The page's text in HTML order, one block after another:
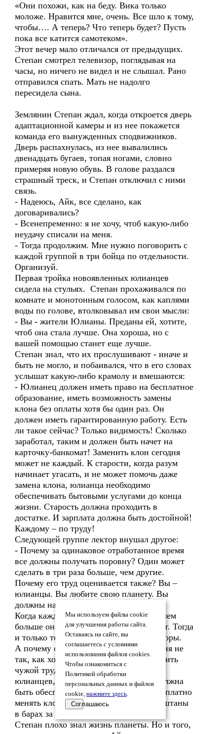
«Они похожи, как на беду. Вика только
моложе. Нравится мне, очень. Все шло к тому,
чтобы…. А теперь? Что теперь будет? Пусть
пока все катится самотеком».
Этот вечер мало отличался от предыдущих.
Степан смотрел телевизор, поглядывая на
часы, но ничего не видел и не слышал. Рано
отправился спать. Мать не надолго
пересидела сына.
Землянин Степан ждал, когда откроется дверь
адаптационной камеры и из нее покажется
команда его вынужденных сподвижников.
Дверь распахнулась, из нее вывалились
двенадцать бугаев, топая ногами, словно
примеряя новую обувь. В голове раздался
страшный треск, и Степан отключил с ними
связь.
- Надеюсь, Айк, все сделано, как
договаривались?
- Всенепременно: я не хочу, чтоб какую-либо
неудачу списали на меня.
- Тогда продолжим. Мне нужно поговорить с
каждой группой в три бойца по отдельности.
Организуй.
Первая тройка новоявленных юлианцев
сидела на стульях. Степан прохаживался по
комнате и монотонным голосом, как каплями
воды по голове, втолковывал им свои мысли:
- Вы - жители Юлианы. Преданы ей, хотите,
чтоб она стала лучше. Она хороша, но с
вашей помощью станет еще лучше.
Степан знал, что их прослушивают - иначе и
быть не могло, и побаивался, что в его словах
услышат какую-либо крамолу и вмешаются:
- Юлианец должен иметь право на бесплатное
образование, иметь возможность замены
клона без оплаты хотя бы один раз. Он
должен иметь гарантированную работу. Есть
ли такое сейчас? Только видимость! Сколько
заработал, таким и должен быть начет на
карточку-банкомат! Заменить клон сегодня
может не каждый. К старости, когда разум
начинает угасать, и не может помочь даже
замена клона, юлианца необходимо
обеспечивать бытовыми услугами до конца
жизни. Старость должна проходить в
достатке. И зарплата должна быть достойной!
Каждому – по труду!
Следующей группе лектор внушал другое:
- Почему за одинаковое отработанное время
все должны получать поровну? Один может
сделать в три раза больше, чем другие.
Почему его труд оценивается также? Вы –
юлианцы. Вы любите свою планету. Вы
должны навести порядок на ней.
Когда каждый юлианец должен знать: чем
больше он сделает, тем больше получит. Тогда
и только тогда он начнет сворачивать горы.
А почему он должен тратить накопления не
так, как хочет? Почему не может оплатить
чужой труд на себя? Почему старость
юлианцев, работающих по-разному, должна
быть обеспечена одинаково? За что бесплатно
менять клон юлианцу, протирающему штаны
в барах за распитием аперитива?
Степан плохо знал жизнь планеты. Но и того,
Мы используем файлы cookie
для улучшения работы сайта.
Оставаясь на сайте, вы
соглашаетесь с условиями
использования файлов cookies.
Чтобы ознакомиться с
Политикой обработки
персональных данных и файлов
cookie, нажмите здесь.
Соглашаюсь